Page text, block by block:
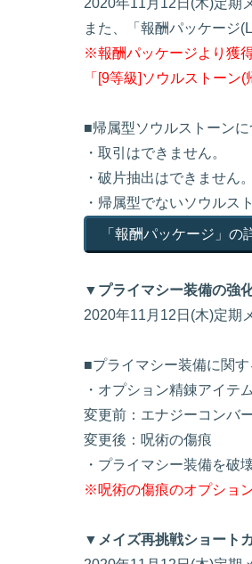
2020年11月12日(木)定期
また、「報酬パッケージ
※報酬パッケージより獲
「[9等級]ソウルストー
■帰属型ソウルストーンに
・取引はできません。
・破片抽出はできません。
・帰属型でないソウルス
「報酬パッケージ」の
▼プライマシー装備の強
2020年11月12日(木)定期
■プライマシー装備に関
・オプション精錬アイテ
変更前：エナジーコンバ
変更後：呪術の傷痕
・プライマシー装備を破
※呪術の傷痕のオプショ
▼メイズ再挑戦ショート